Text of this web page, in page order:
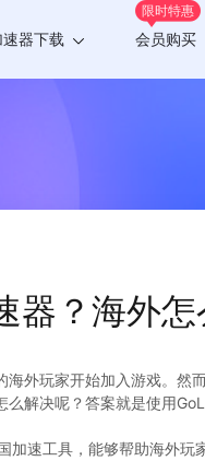
速器下载
TV版
限时特惠
会员购买
器？海外
海外玩家开始加入游戏。
么解决呢？答案就是使用
加速工具，能够帮助海外